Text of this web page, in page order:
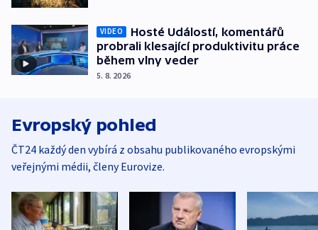
VIDEO
Hosté Událostí, komentářů
probrali klesající produktivitu práce
během vlny veder
5. 8. 2026
Evropský pohled
ČT24 každý den vybírá z obsahu publikovaného evropskými
veřejnými médii, členy Eurovize.